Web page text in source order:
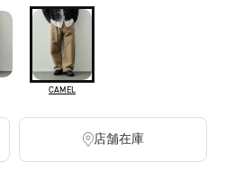
CAMEL
店舗在庫